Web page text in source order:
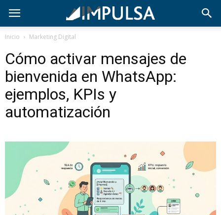
Inicio Marketing Digital
Cómo activar mensajes de
bienvenida en WhatsApp:
ejemplos, KPIs y
automatización